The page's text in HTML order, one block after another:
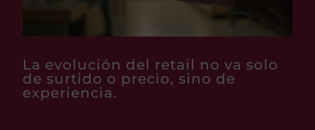
La evolución del retail no va solo
de surtido o precio, sino de
experiencia.